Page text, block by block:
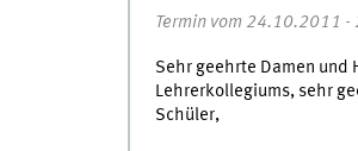
Termin vom 24.10.2011
Sehr geehrte Damen und
Lehrerkollegiums, sehr
Schüler,